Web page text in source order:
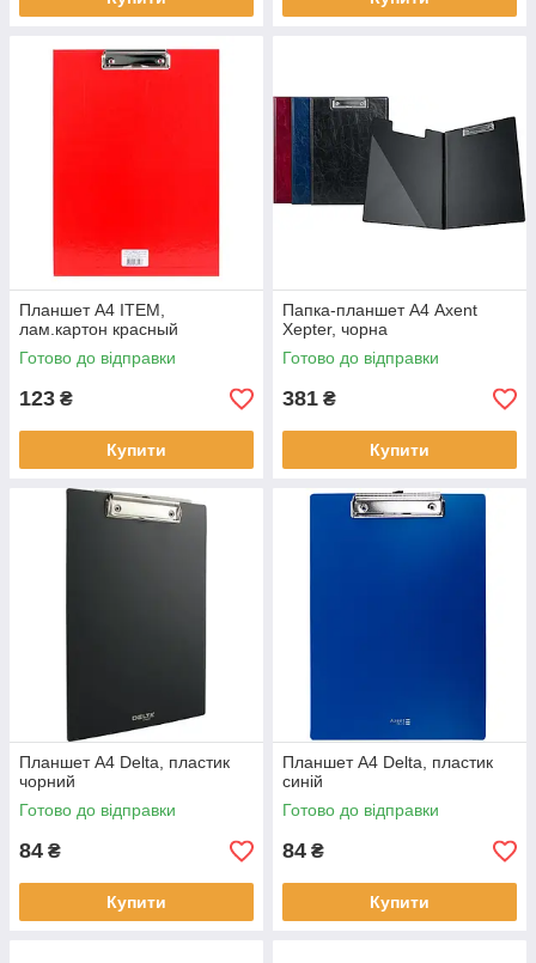
Планшет А4 ITEM,
лам.картон красный
Готово до відправки
123 ₴
Купити
Папка-планшет А4 Axent
Xepter, чорна
Готово до відправки
381 ₴
Купити
Планшет А4 Delta, пластик
чорний
Готово до відправки
84 ₴
Купити
Планшет А4 Delta, пластик
синій
Готово до відправки
84 ₴
Купити